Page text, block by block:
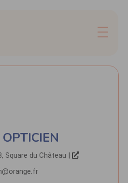
Square du Château |